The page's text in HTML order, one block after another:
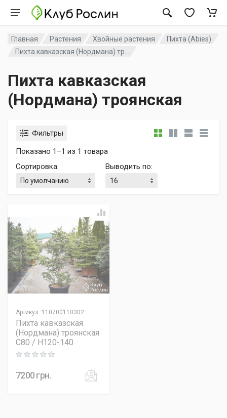
Главная Растения Хвойные растения
Пихта (Abies)
Пихта кавказская (Нордмана) тр...
Пихта кавказская
(Нордмана) троянская
Фильтры
Показано 1–1 из 1 товара
Сортировка: Выводить по:
Артикул: 110700110302
Пихта кавказская
(Нордмана) троянская
C80 / H120-140
Rating: 0 out of 5
7200грн.